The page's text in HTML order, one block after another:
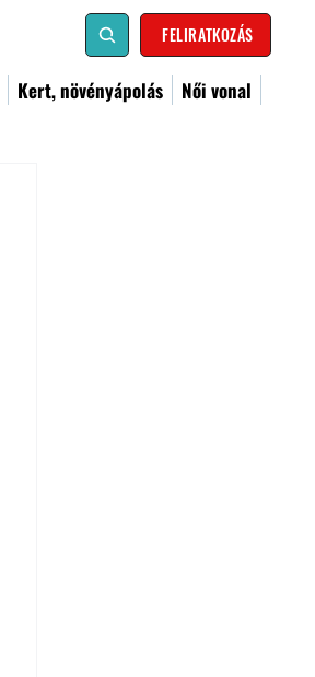
FELIRATKOZÁS
Kert, növényápolás
Női vonal